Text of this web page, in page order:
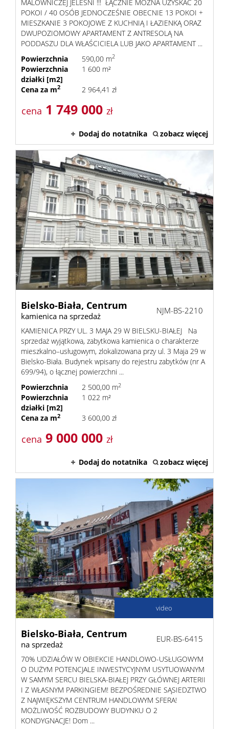
MALOWNICZEJ JELEŚNI !!! ŁĄCZNIE MOŻNA UZYSKAĆ 20
POKOI / 40 OSÓB JEDNOCZEŚNIE OBECNIE 13 POKOI +
MIESZKANIE 3 POKOJOWE Z KUCHNIĄ I ŁAZIENKĄ ORAZ
DWUPOZIOMOWY APARTAMENT Z ANTRESOLĄ NA
PODDASZU DLA WŁAŚCICIELA LUB JAKO APARTAMENT ...
Powierzchnia
590,00 m2
Powierzchnia
działki [m2]
1 600 m²
Cena za m2 2 964,41 zł
cena 1 749 000 zł
Dodaj do notatnika zobacz więcej
Bielsko-Biała, Centrum
kamienica na sprzedaż
NJM-BS-2210
KAMIENICA PRZY UL. 3 MAJA 29 W BIELSKU-BIAŁEJ Na
sprzedaż wyjątkowa, zabytkowa kamienica o charakterze
mieszkalno–usługowym, zlokalizowana przy ul. 3 Maja 29 w
Bielsko-Biała. Budynek wpisany do rejestru zabytków (nr A
699/94), o łącznej powierzchni ...
Powierzchnia
2 500,00 m2
Powierzchnia
działki [m2]
1 022 m²
Cena za m2 3 600,00 zł
cena 9 000 000 zł
Dodaj do notatnika zobacz więcej
video
Bielsko-Biała, Centrum
na sprzedaż
EUR-BS-6415
70% UDZIAŁÓW W OBIEKCIE HANDLOWO-USŁUGOWYM
O DUŻYM POTENCJALE INWESTYCYJNYM USYTUOWANYM
W SAMYM SERCU BIELSKA-BIAŁEJ PRZY GŁÓWNEJ ARTERII
I Z WŁASNYM PARKINGIEM! BEZPOŚREDNIE SĄSIEDZTWO
Z NAJWIĘKSZYM CENTRUM HANDLOWYM SFERA!
MOŻLIWOŚĆ ROZBUDOWY BUDYNKU O 2
KONDYGNACJE! Dom ...